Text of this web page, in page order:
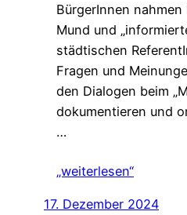
BürgerInnen
Mund und
städtischen
Fragen und
den Dialogen beim
dokumentieren und
…
„weiterlesen“
17. Dezember 2024